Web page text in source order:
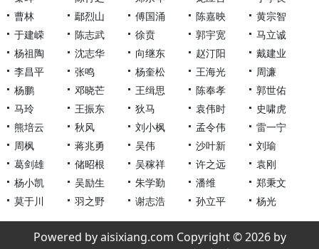
曹林
鄢烈山 傅国涌 陈嘉映
黄宗智
于建嵘
陈志武 徐贲 郭宇宽
马立诚
杨祖陶
沈志华 向继东 赵汀阳
戴建业
李昌平
张鸣 杨奎松 王海光
周濂
杨鹏
邓晓芒 王缉思 陈奉孝
郭世佑
马玲
王振东 狄马 袁伟时
史啸虎
熊培云
秋风 刘小枫 孟令伟
雷一宁
周枫
蒋兆勇 吴伟 沙叶新
刘瑜
葛剑雄
储昭根 吴稼祥 许之远
袁刚
杨小凯
吴励生 朱学勤 潘维
郑秉文
莫于川
羽之野 谢志浩 孙立平 杨光
Powered by aisixiang.com Copyright © 2026 by